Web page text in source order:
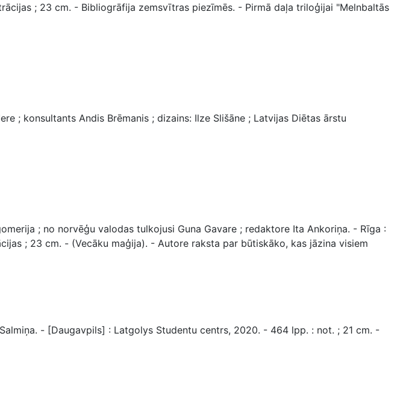
; 23 cm. - Bibliogrāfija zemsvītras piezīmēs. - Pirmā daļa triloģijai "Melnbaltās
; konsultants Andis Brēmanis ; dizains: Ilze Slišāne ; Latvijas Diētas ārstu
; no norvēģu valodas tulkojusi Guna Gavare ; redaktore Ita Ankoriņa. - Rīga :
; 23 cm. - (Vecāku maģija). - Autore raksta par būtiskāko, kas jāzina visiem
- [Daugavpils] : Latgolys Studentu centrs, 2020. - 464 lpp. : not. ; 21 cm. -